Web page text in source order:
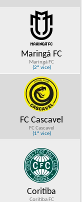
Maringá FC
Maringá FC
(2º vice)
FC Cascavel
FC Cascavel
(1º vice)
Coritiba
Coritiba FC